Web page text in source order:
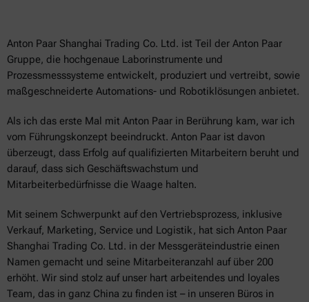
Anton Paar Shanghai Trading Co. Ltd. ist Teil der Anton Paar
Gruppe, die hochgenaue Laborinstrumente und
Prozessmesssysteme entwickelt, produziert und vertreibt, sowie
maßgeschneiderte Automations- und Robotiklösungen anbietet.
Als ich das erste Mal mit Anton Paar in Berührung kam, war ich
vom Führungskonzept beeindruckt. Anton Paar ist davon
überzeugt, dass Erfolg auf qualifizierten Mitarbeitern beruht und
darauf, dass sich Geschäftswachstum und
Mitarbeiterbedürfnisse die Waage halten.
Mit seinem Schwerpunkt auf den Vertriebsprozess, inklusive
Verkauf, Marketing, Service und Logistik, hat sich Anton Paar
Shanghai Trading Co. Ltd. in der Messgeräteindustrie einen
Namen gemacht und seine Mitarbeiteranzahl auf über 200
erhöht. Wir sind stolz auf unser hart arbeitendes und loyales
Team, das in ganz China zu finden ist – in unseren Büros in